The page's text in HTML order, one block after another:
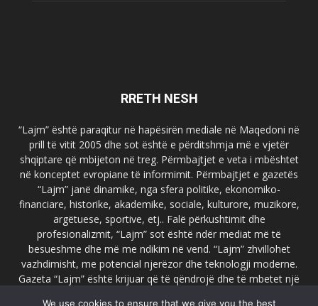
RRETH NESH
“Lajm” është paraqitur në hapësirën mediale në Maqedoni në
prill të vitit 2005 dhe sot është e përditshmja më e vjetër
shqiptare që mbijeton në treg. Përmbajtjet e veta i mbështet
në konceptet evropiane të informimit. Përmbajtjet e gazetës
“Lajm” janë dinamike, nga sfera politike, ekonomiko-
financiare, historike, akademike, sociale, kulturore, muzikore,
argëtuese, sportive, etj.. Falë përkushtimit dhe
profesionalizmit, “Lajm” sot është ndër mediat më të
besueshme dhe më me ndikim në vend. “Lajm” zhvillohet
vazhdimisht, me potencial njerëzor dhe teknologji moderne.
Gazeta “Lajm” është krijuar që të qëndrojë dhe të mbetet një
We use cookies to ensure that we give you the best